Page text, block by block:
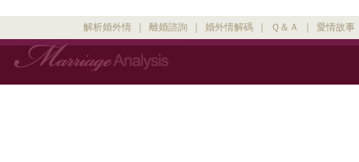
解析婚外情 離婚諮詢 婚外情解碼 Ｑ＆Ａ 愛情故事